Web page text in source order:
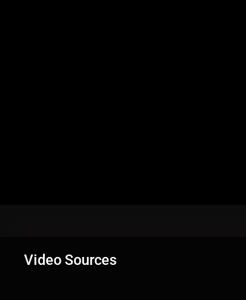
Video Sources